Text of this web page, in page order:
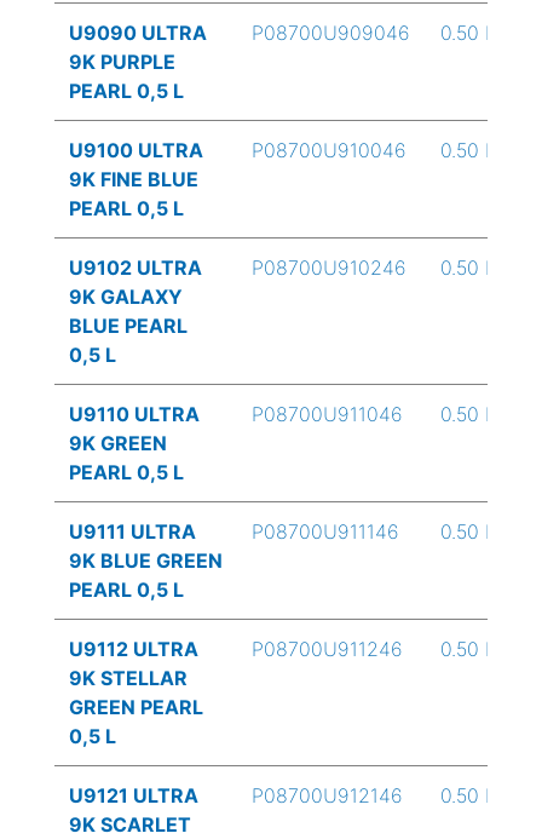
U9090 ULTRA
9K PURPLE
PEARL 0,5 L
P08700U909046 0.50 L
U9100 ULTRA
9K FINE BLUE
PEARL 0,5 L
P08700U910046 0.50 L
U9102 ULTRA
9K GALAXY
BLUE PEARL
0,5 L
P08700U910246 0.50 L
U9110 ULTRA
9K GREEN
PEARL 0,5 L
P08700U911046 0.50 L
U9111 ULTRA
9K BLUE GREEN
PEARL 0,5 L
P08700U911146 0.50 L
U9112 ULTRA
9K STELLAR
GREEN PEARL
0,5 L
P08700U911246 0.50 L
U9121 ULTRA
9K SCARLET
P08700U912146 0.50 L